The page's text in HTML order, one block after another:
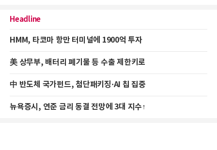
Headline
HMM, 타코마 항만 터미널에 1900억 투자
美 상무부, 배터리 폐기물 등 수출 제한키로
中 반도체 국가펀드, 첨단패키징·AI 칩 집중
뉴욕증시, 연준 금리 동결 전망에 3대 지수↑